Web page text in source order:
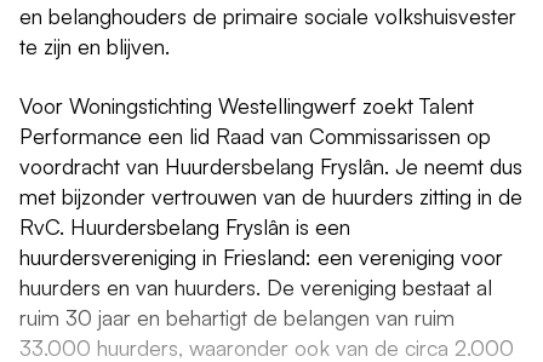
en belanghouders de primaire sociale volkshuisvester
te zijn en blijven.
Voor Woningstichting Westellingwerf zoekt Talent
Performance een lid Raad van Commissarissen op
voordracht van Huurdersbelang Fryslân. Je neemt dus
met bijzonder vertrouwen van de huurders zitting in de
RvC. Huurdersbelang Fryslân is een
huurdersvereniging in Friesland: een vereniging voor
huurders en van huurders. De vereniging bestaat al
ruim 30 jaar en behartigt de belangen van ruim
33.000 huurders, waaronder ook van de circa 2.000